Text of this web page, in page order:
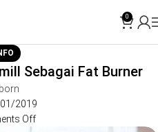
0
Sebagai Fat Burner
2019
Off